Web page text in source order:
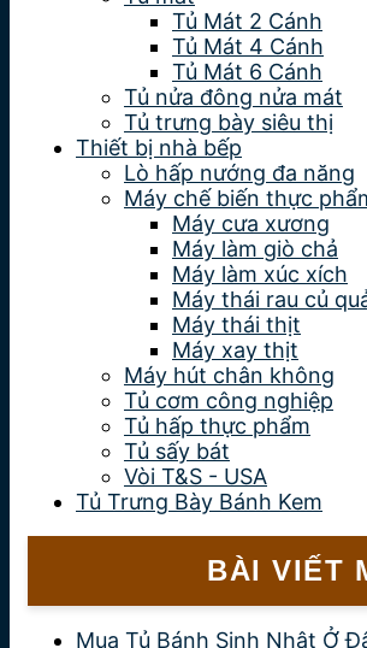
Tủ Mát 2 Cánh
Tủ Mát 4 Cánh
Tủ Mát 6 Cánh
Tủ nửa đông nửa mát
Tủ trưng bày siêu thị
Thiết bị nhà bếp
Lò hấp nướng đa năng
Máy chế biến thực
Máy cưa xương
Máy làm giò chả
Máy làm xúc xích
Máy thái rau củ
Máy thái thịt
Máy xay thịt
Máy hút chân không
Tủ cơm công nghiệp
Tủ hấp thực phẩm
Tủ sấy bát
Vòi T&S - USA
Tủ Trưng Bày Bánh Kem
BÀI VIẾT
Mua Tủ Bánh Sinh Nhật Ở